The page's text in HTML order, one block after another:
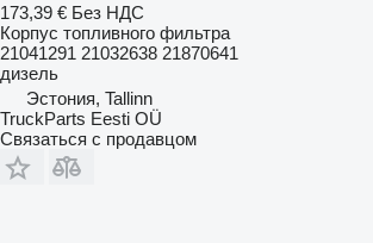
173,39 € Без НДС
Корпус топливного фильтра
21041291 21032638 21870641
дизель
Эстония, Tallinn
TruckParts Eesti OÜ
Связаться с продавцом